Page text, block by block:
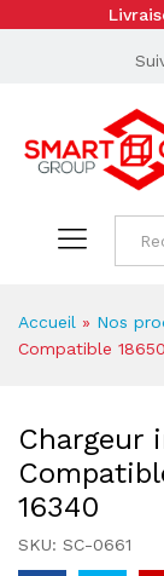
Accueil » Nos
Compatible
Chargeur
16340
SKU: SC-0661